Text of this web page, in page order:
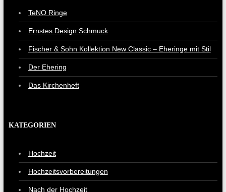
TeNO Ringe
Ernstes Design Schmuck
Fischer & Sohn Kollektion New Classic – Eheringe mit Stil
Der Ehering
Das Kirchenheft
KATEGORIEN
Hochzeit
Hochzeitsvorbereitungen
Nach der Hochzeit